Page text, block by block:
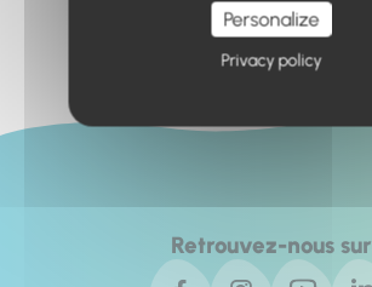
Retrouvez-nous sur
Personalize
Privacy policy